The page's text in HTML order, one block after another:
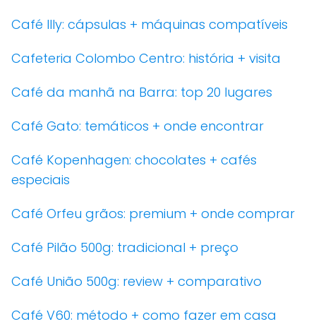
Café Illy: cápsulas + máquinas compatíveis
Cafeteria Colombo Centro: história + visita
Café da manhã na Barra: top 20 lugares
Café Gato: temáticos + onde encontrar
Café Kopenhagen: chocolates + cafés
especiais
Café Orfeu grãos: premium + onde comprar
Café Pilão 500g: tradicional + preço
Café União 500g: review + comparativo
Café V60: método + como fazer em casa